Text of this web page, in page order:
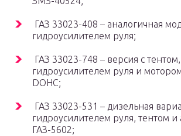
ГАЗ 33023-408 – аналогичная
гидроусилителем руля;
ГАЗ 33023-748 – версия с тентом,
гидроусилителем руля и
DOHC;
ГАЗ 33023-531 – дизельная
гидроусилителем руля, тентом и
ГАЗ-5602;